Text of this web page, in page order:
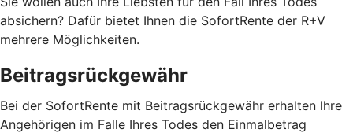
absichern? Dafür bietet Ihnen die SofortRente der R+V
mehrere Möglichkeiten.
Beitragsrückgewähr
Bei der SofortRente mit Beitragsrückgewähr erhalten Ihre
Angehörigen im Falle Ihres Todes den Einmalbetrag